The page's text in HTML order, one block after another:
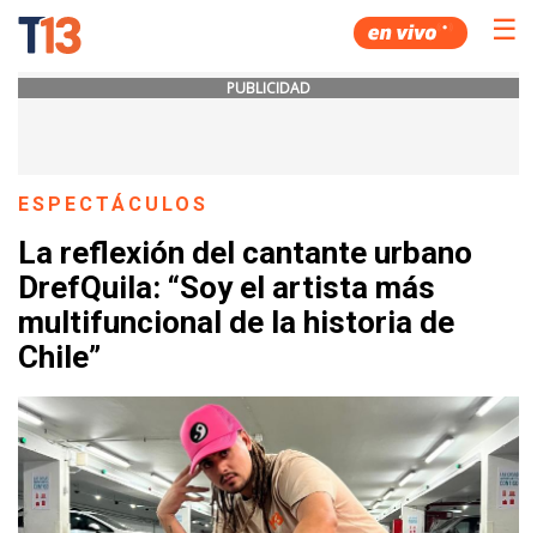
☰
PUBLICIDAD
ESPECTÁCULOS
La reflexión del cantante urbano
DrefQuila: “Soy el artista más
multifuncional de la historia de
Chile”